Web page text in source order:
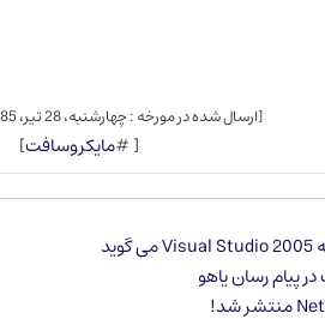
[ارسال شده در مورخه : چهارشنبه، 28 تیر، 1385 توسط
[ #مايكروسافت]
پیام رسان یاهو